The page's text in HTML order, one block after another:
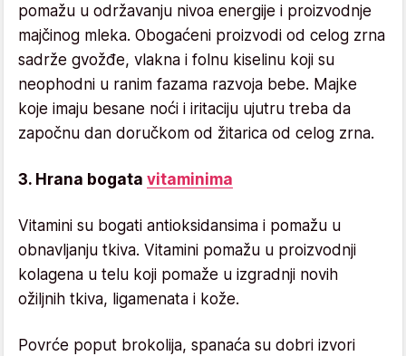
pomažu u održavanju nivoa energije i proizvodnje
majčinog mleka. Obogaćeni proizvodi od celog zrna
sadrže gvožđe, vlakna i folnu kiselinu koji su
neophodni u ranim fazama razvoja bebe. Majke
koje imaju besane noći i iritaciju ujutru treba da
započnu dan doručkom od žitarica od celog zrna.
3. Hrana bogata vitaminima
Vitamini su bogati antioksidansima i pomažu u
obnavljanju tkiva. Vitamini pomažu u proizvodnji
kolagena u telu koji pomaže u izgradnji novih
ožiljnih tkiva, ligamenata i kože.
Povrće poput brokolija, spanaća su dobri izvori